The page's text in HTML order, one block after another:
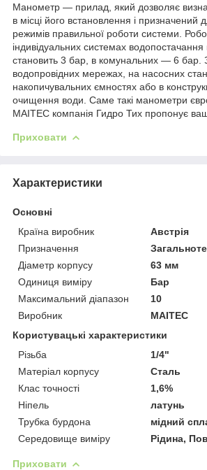
Манометр ― прилад, який дозволяє
в місці його встановлення і призначений
режимів правильної роботи системи.
індивідуальних системах
становить 3 бар, в комунальних ― 6 бар.
водопровідних мережах, на насосних
накопичувальних ємностях або в
очищення води. Саме такі манометри
MAITEC компанія Гидро Тих пропонує
Приховати
Характеристики
Основні
Країна виробник
Австрія
Призначення
Діаметр корпусу
63 мм
Одиниця виміру
Бар
Максимальний діапазон
10
Виробник
MAITEC
Користувацькі характеристики
Різьба
1/4"
Матеріал корпусу
Сталь
Клас точності
1,6%
Ніпель
латунь
Трубка бурдона
мідний
Середовище виміру
Рідина,
Приховати